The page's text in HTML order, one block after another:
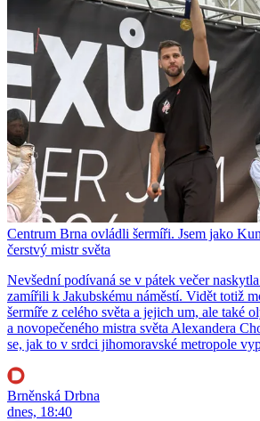
Centrum Brna ovládli šermíři. Jsem jako
čerstvý mistr světa
Nevšední podívaná se v pátek večer
zamířili k Jakubskému náměstí. Vidět totiž
šermíře z celého světa a jejich um, ale také
a novopečeného mistra světa Alexandera
se, jak to v srdci jihomoravské metropole
Brněnská Drbna
dnes, 18:40